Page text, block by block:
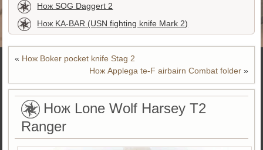
Нож SOG Daggert 2
Нож KA-BAR (USN fighting knife Mark 2)
« Нож Boker pocket knife Stag 2
Нож Applega te-F airbairn Combat folder»
Нож Lone Wolf Harsey T2
Ranger